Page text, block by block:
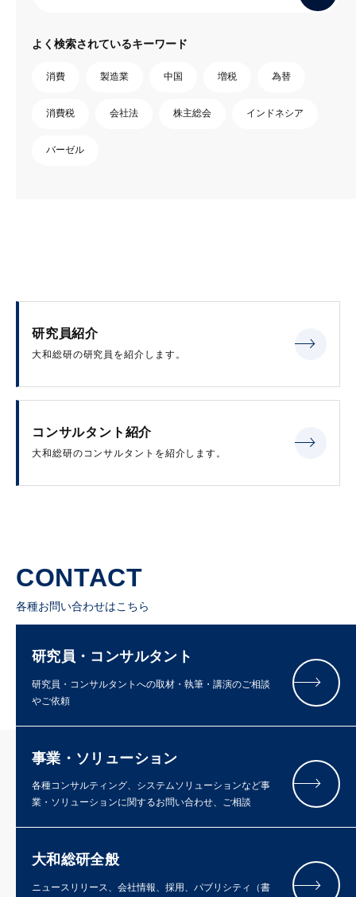
よく検索されているキーワード
消費 製造業 中国 増税 為替
消費税 会社法 株主総会 インドネシア
バーゼル
研究員紹介
大和総研の研究員を紹介します。
コンサルタント紹介
大和総研のコンサルタントを紹介します。
CONTACT
各種お問い合わせはこちら
研究員・コンサルタント
研究員・コンサルタントへの取材・執筆・講演のご相談
やご依頼
事業・ソリューション
各種コンサルティング、システムソリューションなど事
業・ソリューションに関するお問い合わせ、ご相談
大和総研全般
ニュースリリース、会社情報、採用、パブリシティ（書